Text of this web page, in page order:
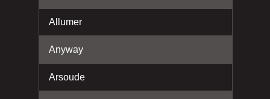
Allumer
Anyway
Arsoude